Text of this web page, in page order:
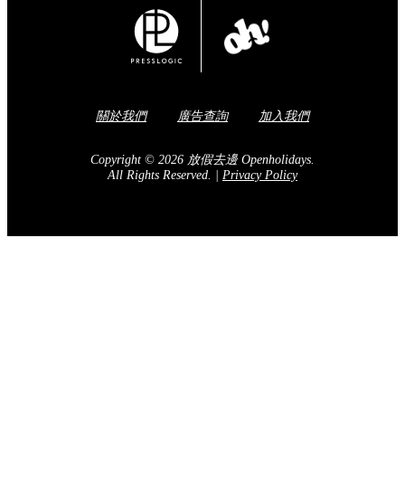
關於我們 廣告查詢 加入我們
Copyright © 2026 放假去邊 Openholidays.
All Rights Reserved.
Privacy Policy